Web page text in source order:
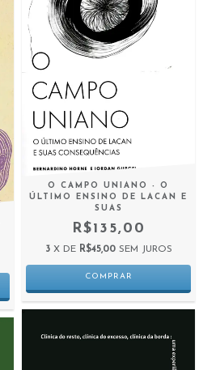
O CAMPO UNIANO - O
ÚLTIMO ENSINO DE LACAN E
SUAS
R$135,00
3 X DE R$45,00 SEM JUROS